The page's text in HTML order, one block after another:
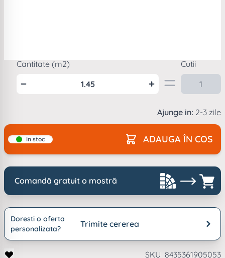
Cantitate (m2) Cutii
Ajunge in: 2-3 zile
In stoc ADAUGA ÎN COS
Comandă gratuit o mostră
Doresti o oferta
personalizata?
Trimite cererea
SKU 8435361905053